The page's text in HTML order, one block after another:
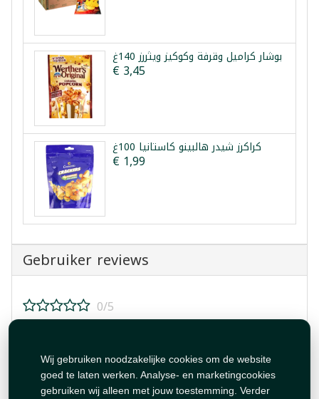
Wij gebruiken noodzakelijke cookies om de website
goed te laten werken. Analyse- en marketingcookies
gebruiken wij alleen met jouw toestemming. Verder
بوشار كراميل وقرفة وكوكيز ويثررز 140غ
€ 3,45
كراكرز شيدر هالبينو كاستانيا 100غ
€ 1,99
Gebruiker reviews
0/5